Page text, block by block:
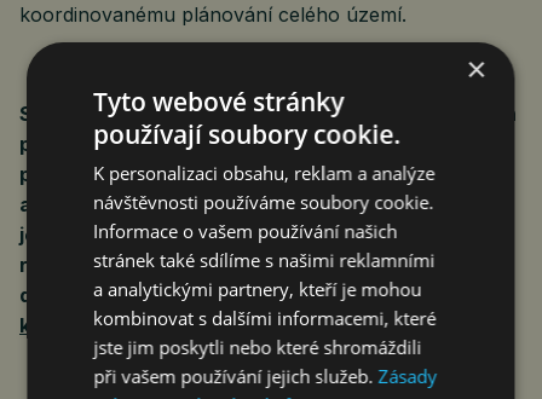
koordinovanému plánování celého území.
Sdružení Měst a Obcí Koridor D8 (SMO KD8) tak jen
potvrzuje, že není odpůrcem výstavby VRT, ale
požaduje, aby byla celá trasa transparentně
a participativně projednána. Zároveň je nezbytné
její komplexní posouzení – s ohledem na územní
rozvoj, krajinu i dopady na obce jako se mu to
dlouhodobě daří vespolupráci se Středočeským
krajem
×
Tyto webové stránky
používají soubory cookie.
K personalizaci obsahu, reklam a analýze
návštěvnosti používáme soubory cookie.
Informace o vašem používání našich
stránek také sdílíme s našimi reklamními
a analytickými partnery, kteří je mohou
kombinovat s dalšími informacemi, které
jste jim poskytli nebo které shromáždili
při vašem používání jejich služeb.Zásady